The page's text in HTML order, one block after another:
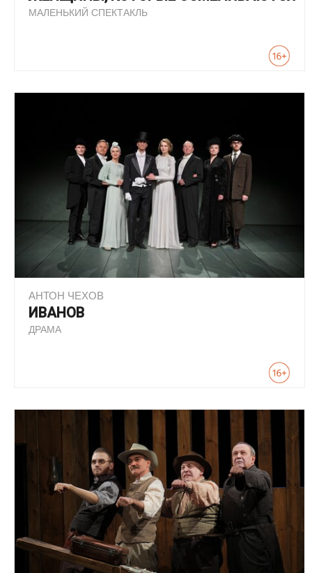
МАЛЕНЬКИЙ СПЕКТАКЛЬ
АНТОН ЧЕХОВ
ИВАНОВ
ДРАМА